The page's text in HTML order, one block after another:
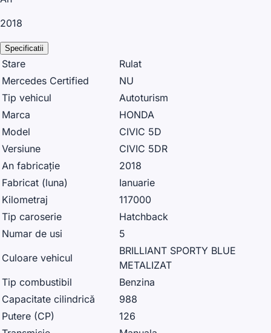
2018
Specificatii
Stare
Rulat
Mercedes Certified
NU
Tip vehicul
Autoturism
Marca
HONDA
Model
CIVIC 5D
Versiune
CIVIC 5DR
An fabricație
2018
Fabricat (luna)
Ianuarie
Kilometraj
117000
Tip caroserie
Hatchback
Numar de usi
5
Culoare vehicul
BRILLIANT SPORTY BLUE
METALIZAT
Tip combustibil
Benzina
Capacitate cilindrică
988
Putere (CP)
126